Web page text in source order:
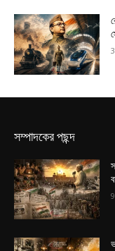
সম্পাদকের পছন্দ